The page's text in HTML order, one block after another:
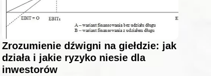
Zrozumienie dźwigni na giełdzie: jak
działa i jakie ryzyko niesie dla
inwestorów